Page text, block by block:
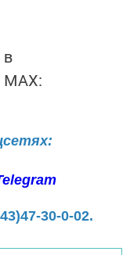
в
MАХ:
30-0-02.